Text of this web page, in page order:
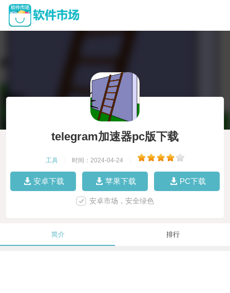
telegram加速器pc版下载
工具 时间：2024-04-24
安卓下载 苹果下载 PC下载
安卓市场，安全绿色
简介 排行